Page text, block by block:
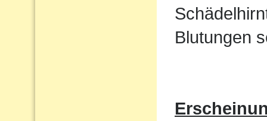
Blutungen